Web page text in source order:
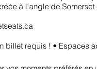
à l'angle de
billet requis ! • Espaces